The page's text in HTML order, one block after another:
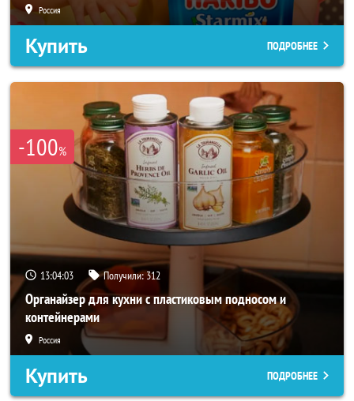
Россия
Купить ПОДРОБНЕЕ
-100%
13:04:01 Получили:312
Органайзер для кухни с пластиковым подносом и
контейнерами
Россия
Купить ПОДРОБНЕЕ